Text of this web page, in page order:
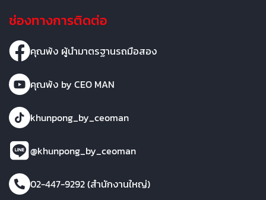
ช่องทางการติดต่อ
คุณพ้ง ผู้นำมาตรฐานรถมือสอง
คุณพ้ง by CEO MAN
khunpong_by_ceoman
@khunpong_by_ceoman
02-447-9292 (สำนักงานใหญ่)